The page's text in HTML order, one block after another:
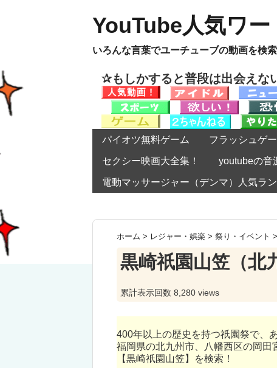
YouTube人気ワー
いろんな言葉でユーチューブの動画を検
✰もしかすると普段は出会え
パイオツ無料ゲーム フラッシュゲ
セクシー映画大全集！ youtubeの音
電動マッサージャー（デンマ）人気ラ
ホーム > レジャー・娯楽 > 祭り・イベント >
黒崎祇園山笠（北
累計表示回数 8,280 views
400年以上の歴史を持つ祇園祭で、
福岡県の北九州市、八幡西区の岡
【黒崎祇園山笠】を検索！